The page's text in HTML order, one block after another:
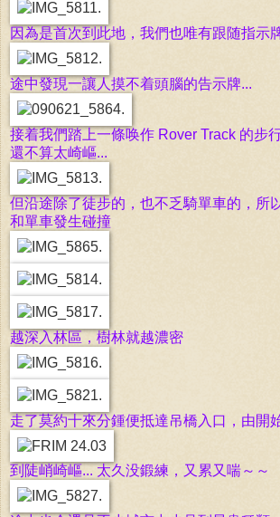
因為是首次到此地，我們也唯有跟随指示
途中發現一讓人摸不着頭腦的告示牌...
接着我們踏上一條唤作 Rover Track 的步
還不算太崎嶇...
但沿途除了徒步的，也不乏騎單車的，所
和單車發生碰撞
越深入林區，樹林就越濃密
走了莫約十來分鍾便抵達吊橋入口，由開
到陡峭崎嶇... 太久没鍛練，又累又喘～～